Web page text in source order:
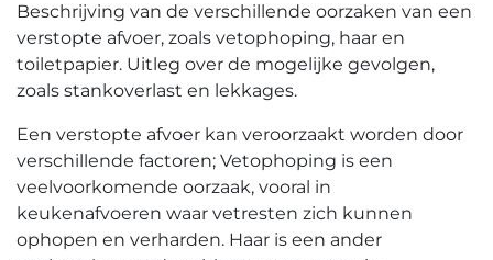
Beschrijving van de verschillende oorzaken van een
verstopte afvoer, zoals vetophoping, haar en
toiletpapier.​ Uitleg over de mogelijke gevolgen,
zoals stankoverlast en lekkages.​
Een verstopte afvoer kan veroorzaakt worden door
verschillende factoren; Vetophoping is een
veelvoorkomende oorzaak, vooral in
keukenafvoeren waar vetresten zich kunnen
ophopen en verharden.​ Haar is een ander